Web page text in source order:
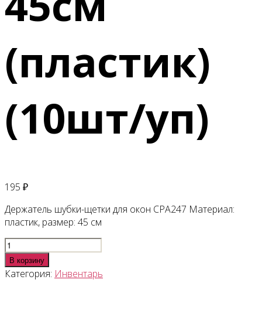
(пластик)
(10шт/уп)
195 ₽
Держатель шубки-щетки для окон CPA247 Материал:
пластик, размер: 45 см
Количество
товара
Стяжка
В корзину
Категория: Инвентарь